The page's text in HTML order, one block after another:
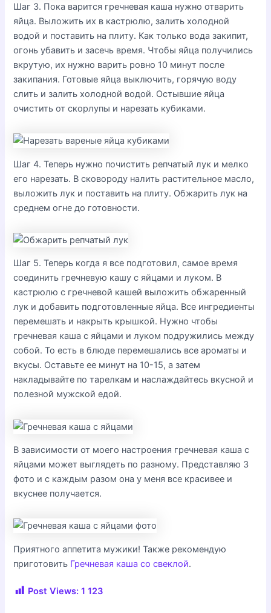
Шаг 3. Пока варится гречневая каша нужно отварить
яйца. Выложить их в кастрюлю, залить холодной
водой и поставить на плиту. Как только вода закипит,
огонь убавить и засечь время. Чтобы яйца получились
вкрутую, их нужно варить ровно 10 минут после
закипания. Готовые яйца выключить, горячую воду
слить и залить холодной водой. Остывшие яйца
очистить от скорлупы и нарезать кубиками.
Шаг 4. Теперь нужно почистить репчатый лук и мелко
его нарезать. В сковороду налить растительное масло,
выложить лук и поставить на плиту. Обжарить лук на
среднем огне до готовности.
Шаг 5. Теперь когда я все подготовил, самое время
соединить гречневую кашу с яйцами и луком. В
кастрюлю с гречневой кашей выложить обжаренный
лук и добавить подготовленные яйца. Все ингредиенты
перемешать и накрыть крышкой. Нужно чтобы
гречневая каша с яйцами и луком подружились между
собой. То есть в блюде перемешались все ароматы и
вкусы. Оставьте ее минут на 10-15, а затем
накладывайте по тарелкам и наслаждайтесь вкусной и
полезной мужской едой.
В зависимости от моего настроения гречневая каша с
яйцами может выглядеть по разному. Представляю 3
фото и с каждым разом она у меня все красивее и
вкуснее получается.
Приятного аппетита мужики! Также рекомендую
приготовить Гречневая каша со свеклой.
Post Views: 1 123